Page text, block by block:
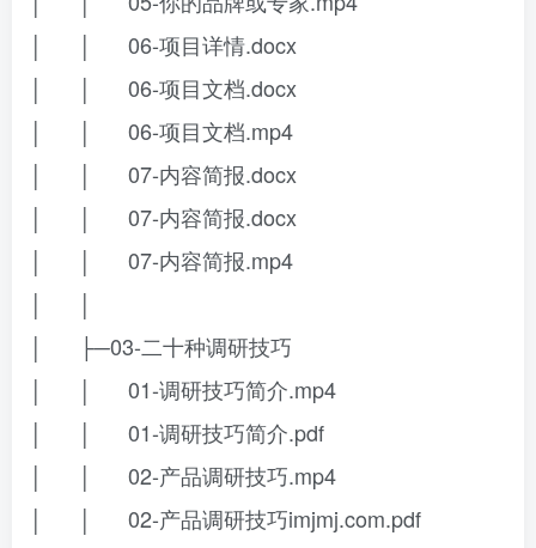
│ │ 06-项目详情.docx
│ │ 06-项目文档.docx
│ │ 06-项目文档.mp4
│ │ 07-内容简报.docx
│ │ 07-内容简报.docx
│ │ 07-内容简报.mp4
│ │
│ ├─03-二十种调研技巧
│ │ 01-调研技巧简介.mp4
│ │ 01-调研技巧简介.pdf
│ │ 02-产品调研技巧.mp4
│ │ 02-产品调研技巧imjmj.com.pdf